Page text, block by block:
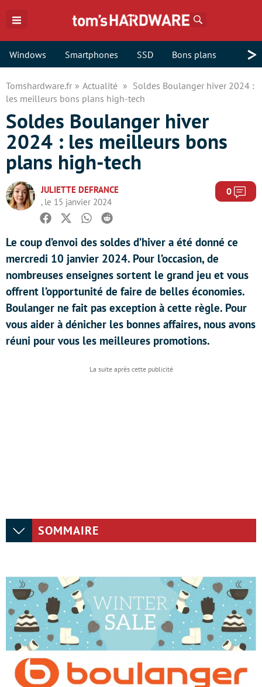
Windows Smartphones SSD Bons plans >
Tomshardware.fr Actualité
Soldes Boulanger hiver 2024 :
les meilleurs bons plans high-tech
Soldes Boulanger hiver
2024 : les meilleurs bons
plans high-tech
JULIETTE DEFRANCE
, le 15 janvier 2024
0
Facebook
TwitterWhatsapp
Reddit
Le coup d’envoi des soldes d’hiver a été donné ce
mercredi 10 janvier 2024. Pour l’occasion, de
nombreuses enseignes sortent le grand jeu et vous
offrent l’opportunité de faire de belles économies.
Boulanger ne fait pas exception à cette règle. Pour
vous aider à dénicher les bonnes affaires, nous avons
réuni pour vous les meilleures promotions.
SOMMAIRE